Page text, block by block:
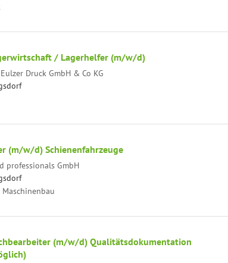
/ Lagerhelfer (m/w/d)
Druck GmbH & Co KG
(m/w/d) Schienenfahrzeuge
professionals GmbH
(m/w/d) Qualitätsdokumentation